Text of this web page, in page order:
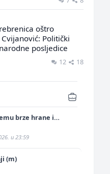
oštro
Politički
posljedice
12 18
brze hrane i
(m/ž)
u 23:59
(m)